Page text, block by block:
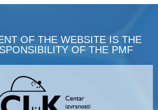
OF THE WEBSITE IS THE
OF THE PMF